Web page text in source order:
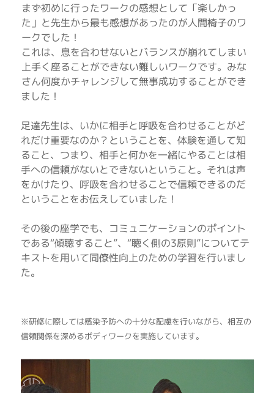
まず初めに行ったワークの感想として「楽しかっ
た」と先生から最も感想があったのが人間椅子のワ
ークでした！
これは、息を合わせないとバランスが崩れてしまい
上手く座ることができない難しいワークです。みな
さん何度かチャレンジして無事成功することができ
ました！
足達先生は、いかに相手と呼吸を合わせることがど
れだけ重要なのか？ということを、体験を通して知
ること、つまり、相手と何かを一緒にやることは相
手への信頼がないとできないということ。それは声
をかけたり、呼吸を合わせることで信頼できるのだ
ということをお伝えしていました！
その後の座学でも、コミュニケーションのポイント
である“傾聴すること”、“聴く側の3原則”についてテ
キストを用いて同僚性向上のための学習を行いまし
た。
※研修に際しては感染予防への十分な配慮を行いながら、相互の
信頼関係を深めるボディワークを実施しています。